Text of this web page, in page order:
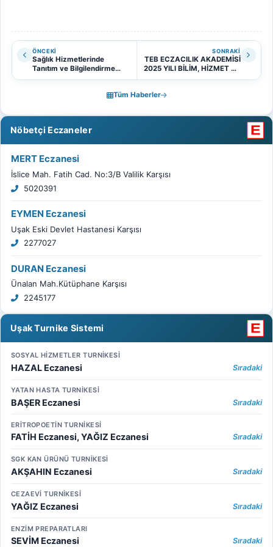
ÖNCEKI
Sağlık Hizmetlerinde
Tanıtım ve Bilgilendirme
SONRAKI
TEB ECZACILIK AKADEMİSİ
2025 YILI BİLİM, HİZMET VE
Tüm Haberler
Nöbetçi Eczaneler
MERT Eczanesi
İslice Mah. Fatih Cad. No:3/B Valilik Karşısı
5020391
EYMEN Eczanesi
Uşak Eski Devlet Hastanesi Karşısı
2277027
DURAN Eczanesi
Ünalan Mah.Kütüphane Karşısı
2245177
Uşak Turnike Sistemi
SOSYAL HİZMETLER TURNİKESİ
HAZAL Eczanesi Sıradaki
YATAN HASTA TURNİKESİ
BAŞER Eczanesi Sıradaki
ERİTROPOETİN TURNİKESİ
FATİH Eczanesi, YAĞIZ Eczanesi Sıradaki
SGK KAN ÜRÜNÜ TURNİKESİ
AKŞAHIN Eczanesi Sıradaki
CEZAEVİ TURNİKESİ
YAĞIZ Eczanesi Sıradaki
ENZİM PREPARATLARI
SEVİM Eczanesi Sıradaki